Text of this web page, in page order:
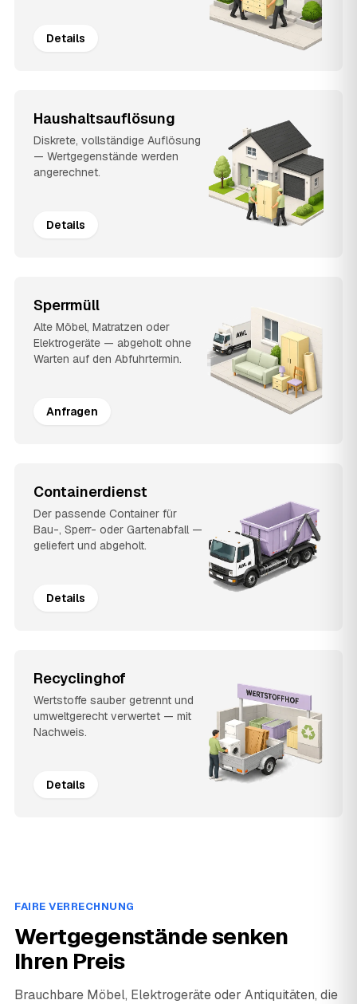
Details
Haushaltsauflösung
Diskrete, vollständige Auflösung
— Wertgegenstände werden
angerechnet.
Details
Sperrmüll
Alte Möbel, Matratzen oder
Elektrogeräte — abgeholt ohne
Warten auf den Abfuhrtermin.
Anfragen
Containerdienst
Der passende Container für
Bau-, Sperr- oder Gartenabfall —
geliefert und abgeholt.
Details
Recyclinghof
Wertstoffe sauber getrennt und
umweltgerecht verwertet — mit
Nachweis.
Details
FAIRE VERRECHNUNG
Wertgegenstände senken
Ihren Preis
Brauchbare Möbel, Elektrogeräte oder Antiquitäten, die